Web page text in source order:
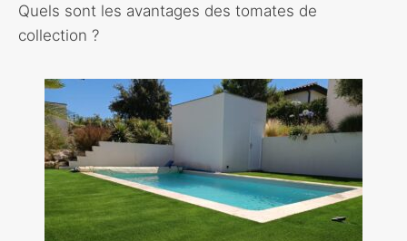
Quels sont les avantages des tomates de
collection ?